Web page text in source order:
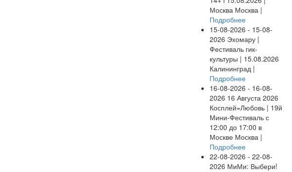
Москва Москва |
Подробнее
15-08-2026 - 15-08-
2026 Эхомару |
Фестиваль гик-
культуры | 15.08.2026
Калининград |
Подробнее
16-08-2026 - 16-08-
2026 16 Августа 2026
Косплей=Любовь | 19й
Мини-Фестиваль с
12:00 до 17:00 в
Москве Москва |
Подробнее
22-08-2026 - 22-08-
2026 МиМи: Выбери!